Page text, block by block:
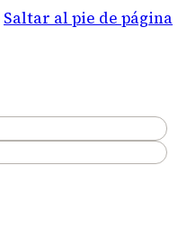
Saltar al pie de página